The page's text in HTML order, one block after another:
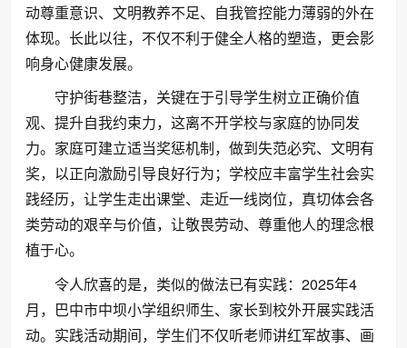
动尊重意识、文明教养不足、自我管控能力薄弱的外在
体现。长此以往，不仅不利于健全人格的塑造，更会影
响身心健康发展。
守护街巷整洁，关键在于引导学生树立正确价值
观、提升自我约束力，这离不开学校与家庭的协同发
力。家庭可建立适当奖惩机制，做到失范必究、文明有
奖，以正向激励引导良好行为；学校应丰富学生社会实
践经历，让学生走出课堂、走近一线岗位，真切体会各
类劳动的艰辛与价值，让敬畏劳动、尊重他人的理念根
植于心。
令人欣喜的是，类似的做法已有实践：2025年4
月，巴中市中坝小学组织师生、家长到校外开展实践活
动。实践活动期间，学生们不仅听老师讲红军故事、画